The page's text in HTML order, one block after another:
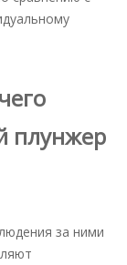
плунжер
за ними